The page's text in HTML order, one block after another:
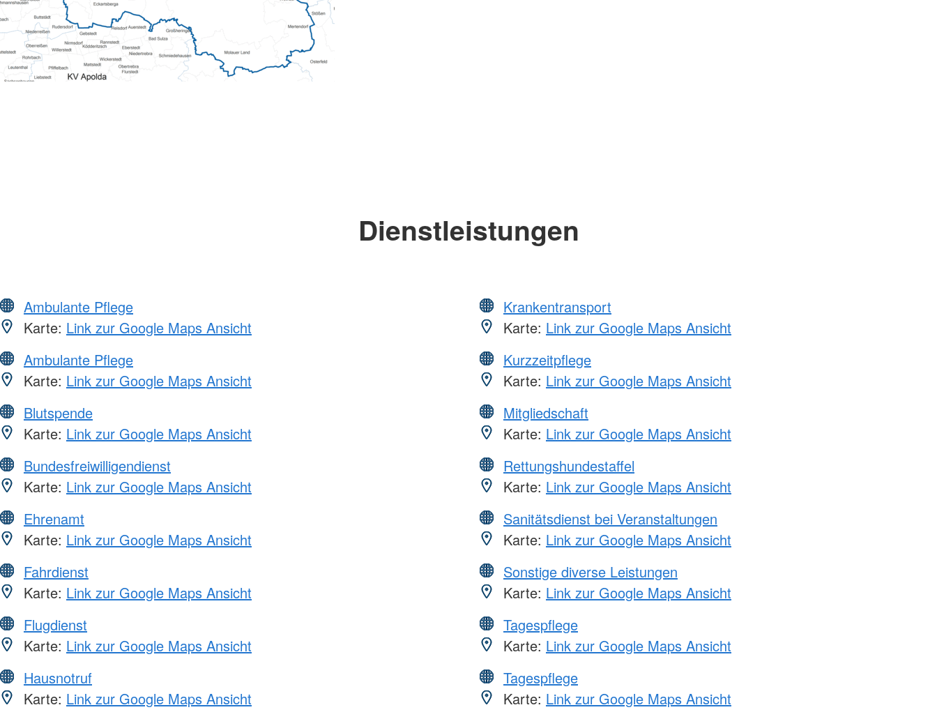
Dienstleistungen
Ambulante Pflege
Karte: Link zur Google Maps Ansicht
Ambulante Pflege
Karte: Link zur Google Maps Ansicht
Blutspende
Karte: Link zur Google Maps Ansicht
Bundesfreiwilligendienst
Karte: Link zur Google Maps Ansicht
Ehrenamt
Karte: Link zur Google Maps Ansicht
Fahrdienst
Karte: Link zur Google Maps Ansicht
Flugdienst
Karte: Link zur Google Maps Ansicht
Hausnotruf
Karte: Link zur Google Maps Ansicht
Krankentransport
Karte: Link zur Google Maps Ansicht
Kurzzeitpflege
Karte: Link zur Google Maps Ansicht
Mitgliedschaft
Karte: Link zur Google Maps Ansicht
Rettungshundestaffel
Karte: Link zur Google Maps Ansicht
Sanitätsdienst bei Veranstaltungen
Karte: Link zur Google Maps Ansicht
Sonstige diverse Leistungen
Karte: Link zur Google Maps Ansicht
Tagespflege
Karte: Link zur Google Maps Ansicht
Tagespflege
Karte: Link zur Google Maps Ansicht